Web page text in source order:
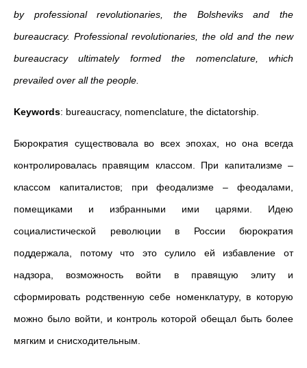
by professional revolutionaries, the Bolsheviks and the
bureaucracy. Professional revolutionaries, the old and the new
bureaucracy ultimately formed the nomenclature, which
prevailed over all the people.
Keywords: bureaucracy, nomenclature, the dictatorship.
Бюрократия существовала во всех эпохах, но она всегда
контролировалась правящим классом. При капитализме –
классом капиталистов; при феодализме – феодалами,
помещиками и избранными ими царями. Идею
социалистической революции в России бюрократия
поддержала, потому что это сулило ей избавление от
надзора, возможность войти в правящую элиту и
сформировать родственную себе номенклатуру, в которую
можно было войти, и контроль которой обещал быть более
мягким и снисходительным.